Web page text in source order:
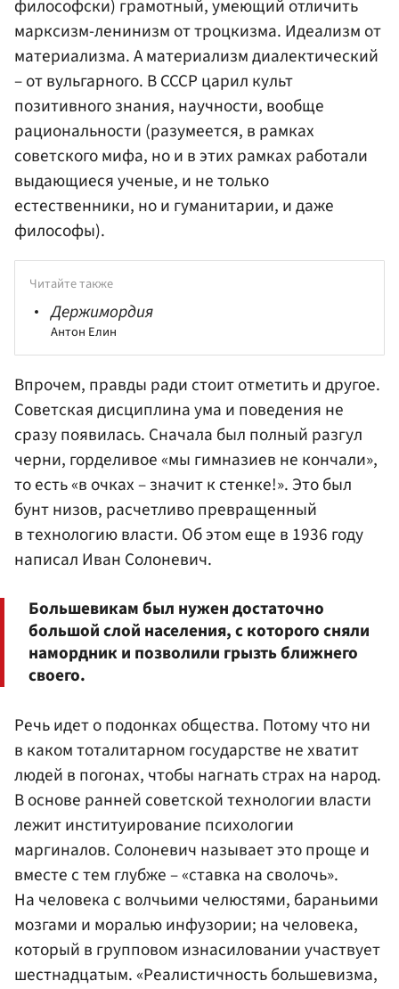
философски) грамотный, умеющий отличить
марксизм-ленинизм от троцкизма. Идеализм от
материализма. А материализм диалектический
– от вульгарного. В СССР царил культ
позитивного знания, научности, вообще
рациональности (разумеется, в рамках
советского мифа, но и в этих рамках работали
выдающиеся ученые, и не только
естественники, но и гуманитарии, и даже
философы).
Читайте также
Держимордия
Антон Елин
Впрочем, правды ради стоит отметить и другое.
Советская дисциплина ума и поведения не
сразу появилась. Сначала был полный разгул
черни, горделивое «мы гимназиев не кончали»,
то есть «в очках – значит к стенке!». Это был
бунт низов, расчетливо превращенный
в технологию власти. Об этом еще в 1936 году
написал Иван Солоневич.
Большевикам был нужен достаточно
большой слой населения, с которого сняли
намордник и позволили грызть ближнего
своего.
Речь идет о подонках общества. Потому что ни
в каком тоталитарном государстве не хватит
людей в погонах, чтобы нагнать страх на народ.
В основе ранней советской технологии власти
лежит институирование психологии
маргиналов. Солоневич называет это проще и
вместе с тем глубже – «ставка на сволочь».
На человека с волчьими челюстями, бараньими
мозгами и моралью инфузории; на человека,
который в групповом изнасиловании участвует
шестнадцатым. «Реалистичность большевизма,